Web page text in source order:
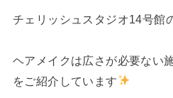
チェリッシュスタジオ14号館
ヘアメイクは広さが必要ない
をご紹介しています